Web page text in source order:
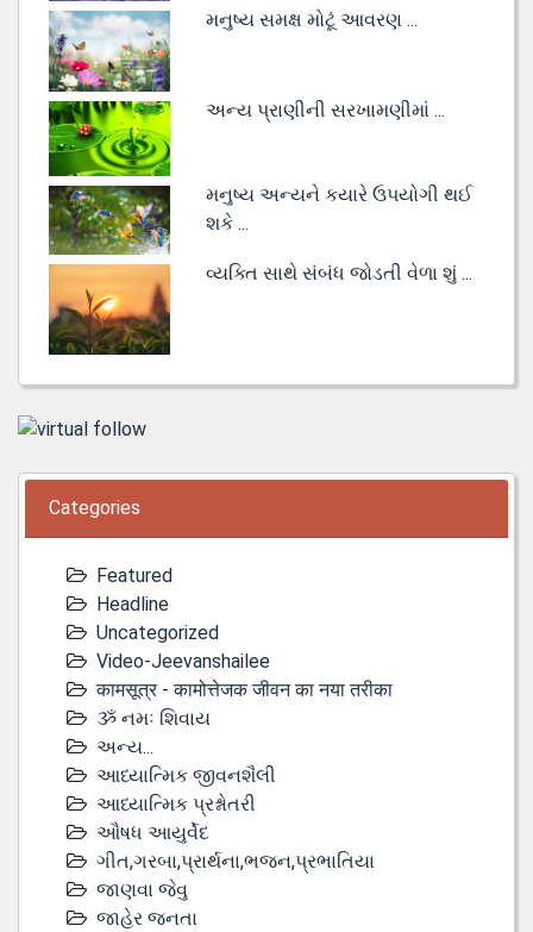
મનુષ્ય સમક્ષ મોટૂં આવરણ ...
અન્ય પ્રાણીની સરખામણીમાં ...
મનુષ્ય અન્યને કયારે ઉપયોગી થઈ
શકે ...
વ્યક્તિ સાથે સંબંધ જોડતી વેળા શું ...
Categories
Featured
Headline
Uncategorized
Video-Jeevanshailee
कामसूत्र - कामोत्तेजक जीवन का नया तरीका
ૐ નમઃ શિવાય
અન્ય...
આધ્યાત્મિક જીવનશૈલી
આધ્યાત્મિક પ્રશ્નોતરી
ઔષધ આયુર્વેદ
ગીત,ગરબા,પ્રાર્થના,ભજન,પ્રભાતિયા
જાણવા જેવુ
જાહેર જનતા